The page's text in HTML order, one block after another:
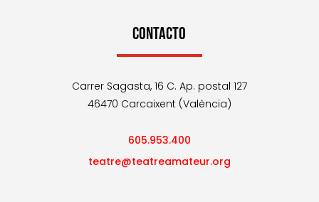
CONTACTO
Carrer Sagasta, 16 C. Ap. postal 127
46470 Carcaixent (València)
605.953.400
teatre@teatreamateur.org